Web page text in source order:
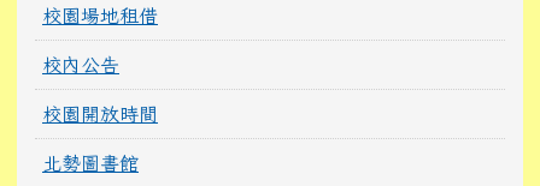
校園場地租借
校內公告
校園開放時間
北勢圖書館